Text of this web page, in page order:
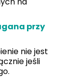
przy
nie jest
jeśli